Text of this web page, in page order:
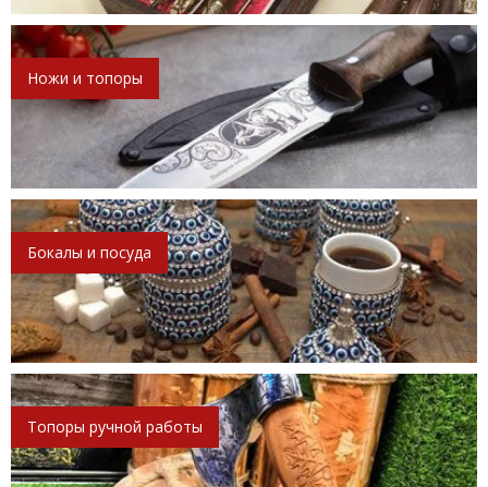
Ножи и топоры
Бокалы и посуда
Топоры ручной работы